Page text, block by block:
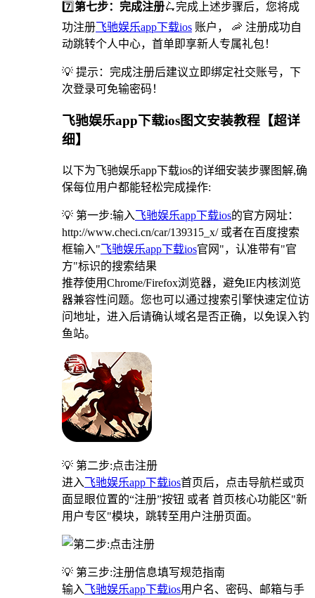
7️⃣第七步：完成注册🛴完成上述步骤后，您将成
功注册飞驰娱乐app下载ios 账户， 🦐 注册成功自
动跳转个人中心，首单即享新人专属礼包！
💡 提示：完成注册后建议立即绑定社交账号，下
次登录可免输密码！
飞驰娱乐app下载ios图文安装教程【超详
细】
以下为飞驰娱乐app下载ios的详细安装步骤图解,确
保每位用户都能轻松完成操作:
💡 第一步:输入飞驰娱乐app下载ios的官方网址：
http://www.checi.cn/car/139315_x/ 或者在百度搜索
框输入"飞驰娱乐app下载ios官网"，认准带有"官
方"标识的搜索结果
推荐使用Chrome/Firefox浏览器，避免IE内核浏览
器兼容性问题。您也可以通过搜索引擎快速定位访
问地址，进入后请确认域名是否正确，以免误入钓
鱼站。
💡 第二步:点击注册
进入飞驰娱乐app下载ios首页后，点击导航栏或页
面显眼位置的“注册”按钮 或者 首页核心功能区"新
用户专区"模块，跳转至用户注册页面。
💡 第三步:注册信息填写规范指南
输入飞驰娱乐app下载ios用户名、密码、邮箱与手